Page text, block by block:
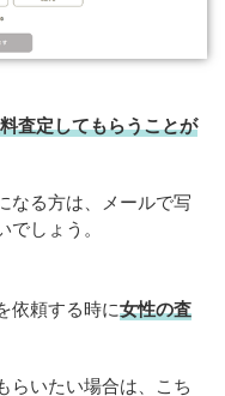
査定してもらうことが
なる方は、メールで写
しょう。
依頼する時に女性の査
らいたい場合は、こち